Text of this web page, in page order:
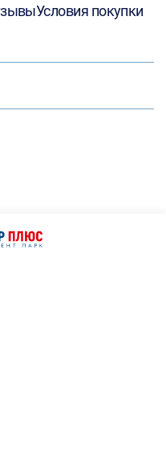
Условия покупки